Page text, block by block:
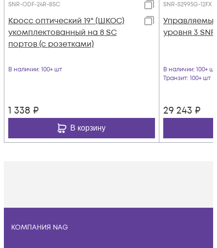
SNR-ODF-24R-8SC
Кросс оптический 19" (ШКОС)
укомплектованный на 8 SC
портов (с розетками)
В наличии: 100+ шт
1 338 ₽
В корзину
SNR-S2995G-12FX
уровня 3
В наличии: 100+ шт
Транзит: 100+ шт
29 243 ₽
КОМПАНИЯ NAG